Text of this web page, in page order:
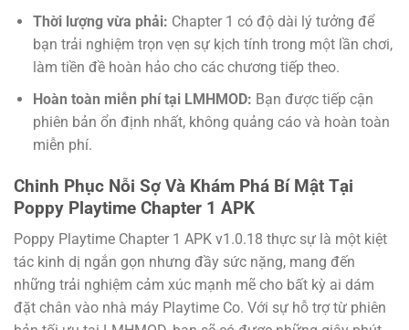
Thời lượng vừa phải: Chapter 1 có độ dài lý tưởng để
bạn trải nghiệm trọn vẹn sự kịch tính trong một lần chơi,
làm tiền đề hoàn hảo cho các chương tiếp theo.
Hoàn toàn miễn phí tại LMHMOD: Bạn được tiếp cận
phiên bản ổn định nhất, không quảng cáo và hoàn toàn
miễn phí.
Chinh Phục Nỗi Sợ Và Khám Phá Bí Mật Tại
Poppy Playtime Chapter 1 APK
Poppy Playtime Chapter 1 APK v1.0.18 thực sự là một kiệt
tác kinh dị ngắn gọn nhưng đầy sức nặng, mang đến
những trải nghiệm cảm xúc mạnh mẽ cho bất kỳ ai dám
đặt chân vào nhà máy Playtime Co. Với sự hỗ trợ từ phiên